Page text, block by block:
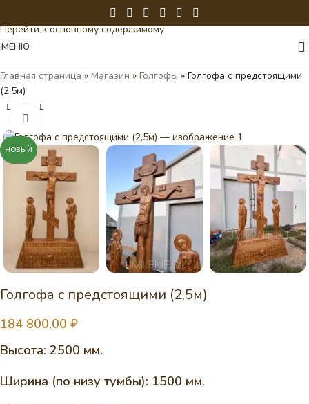
Перейти к основному содержимому
МЕНЮ
Главная страница » Магазин » Голгофы » Голгофа с предстоящими
(2,5м)
НОВЫЙ
Голгофа с предстоящими (2,5м)
184 800,00 ₽
Высота: 2500 мм.
Ширина (по низу тумбы): 1500 мм.